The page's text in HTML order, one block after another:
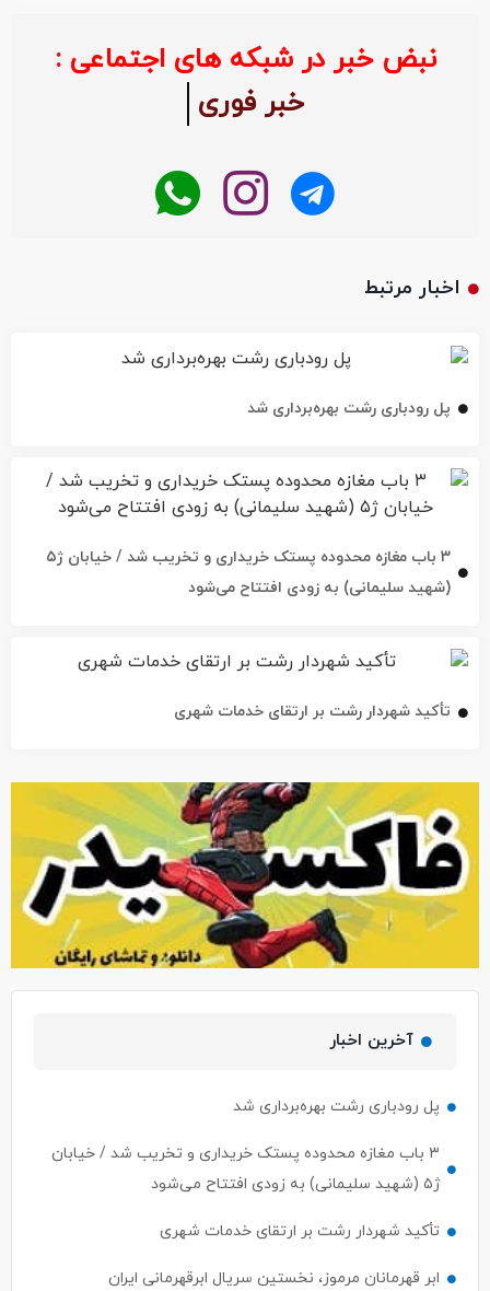
نبض خبر در شبکه های اجتماعی :
خبر فوری
اخبار مرتبط
پل رودباری رشت بهره‌برداری شد
۳ باب مغازه محدوده پستک خریداری و تخریب شد / خیابان ژ۵
(شهید سلیمانی) به زودی افتتاح می‌شود
تأکید شهردار رشت بر ارتقای خدمات شهری
آخرین اخبار
پل رودباری رشت بهره‌برداری شد
۳ باب مغازه محدوده پستک خریداری و تخریب شد / خیابان
ژ۵ (شهید سلیمانی) به زودی افتتاح می‌شود
تأکید شهردار رشت بر ارتقای خدمات شهری
ابر قهرمانان مرموز، نخستین سریال ابرقهرمانی ایران